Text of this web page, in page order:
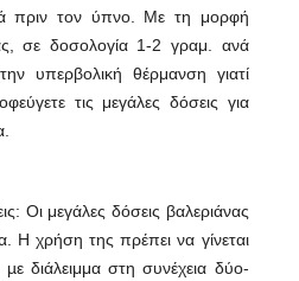
πριν τον ύπνο. Με τη μορφή
σε δοσολογία 1-2 γραμ. ανά
υπερβολική θέρμανση γιατί
τις μεγάλες δόσεις για
Οι μεγάλες δόσεις βαλεριάνας
Η χρήση της πρέπει να γίνεται
διάλειμμα στη συνέχεια δύο-